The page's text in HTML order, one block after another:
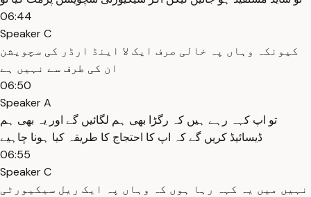
06:44
Speaker C
کیونکہ وہاں پہ خالی صرف ایک لا اینڈ ارڈر کی سچویشن
ان کی طرف سے نہیں ہے
06:50
Speaker A
تو اپ کہہ رہے ہیں کہ رگڑا بھی ہم لگائیں گے اور یہ بھی ہم
ڈیسائیڈ کریں گے کہ اپ کا احتجاج کا طریقہ کیا ہونا چاہیے
06:55
Speaker C
نہیں میں یہ کہہ رہا ہوں کہ وہاں پہ ایک ریل سیکیورٹی